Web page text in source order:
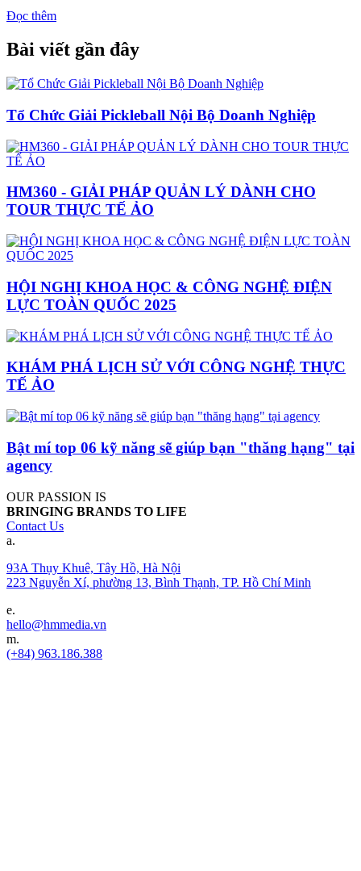
Đọc thêm
Bài viết gần đây
Tổ Chức Giải Pickleball Nội Bộ Doanh Nghiệp
HM360 - GIẢI PHÁP QUẢN LÝ DÀNH CHO
TOUR THỰC TẾ ẢO
HỘI NGHỊ KHOA HỌC & CÔNG NGHỆ ĐIỆN
LỰC TOÀN QUỐC 2025
KHÁM PHÁ LỊCH SỬ VỚI CÔNG NGHỆ THỰC
TẾ ẢO
Bật mí top 06 kỹ năng sẽ giúp bạn "thăng hạng" tại
agency
OUR PASSION IS
BRINGING BRANDS TO LIFE
Contact Us
a.
93A Thụy Khuê, Tây Hồ, Hà Nội
223 Nguyễn Xí, phường 13, Bình Thạnh, TP. Hồ Chí Minh
e.
hello@hmmedia.vn
m.
(+84) 963.186.388